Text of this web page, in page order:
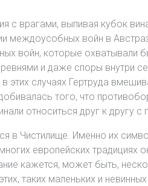
с врагами, выпивая кубок
междоусобных войн в
войн, которые охватывали
и даже споры внутри
случаях Гертруда
того, что
относиться друг к другу
в Чистилище. Именно их
европейских традициях
кажется, может быть,
таких маленьких и